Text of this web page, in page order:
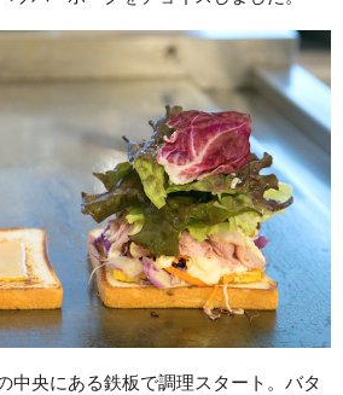
中央にある鉄板で調理スタート。バタ